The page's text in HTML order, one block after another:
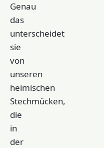
Genau
das
unterscheidet
sie
von
unseren
heimischen
Stechmücken,
die
in
der